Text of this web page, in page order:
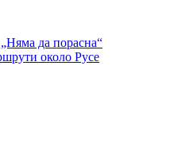
да порасна“
около Русе